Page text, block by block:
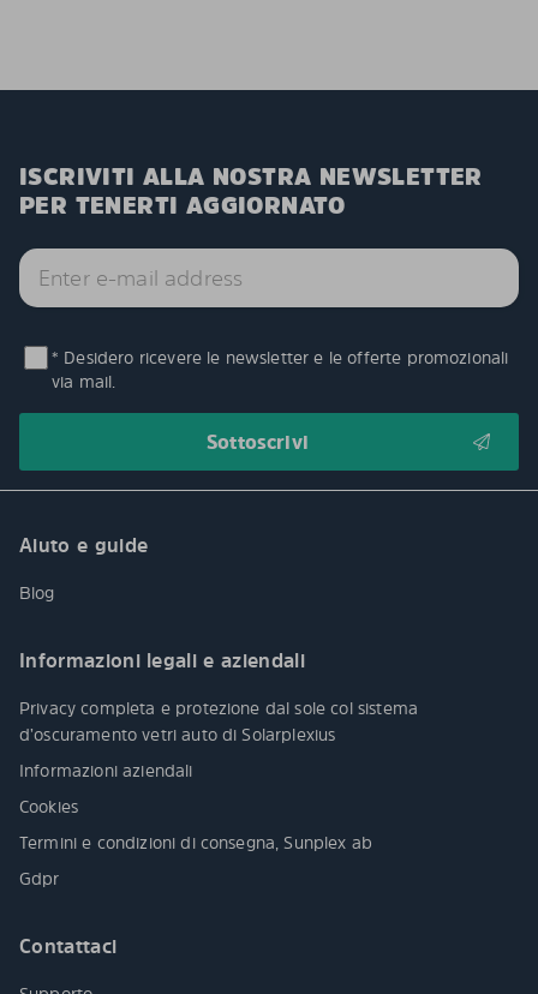
ISCRIVITI ALLA NOSTRA NEWSLETTER
PER TENERTI AGGIORNATO
* Desidero ricevere le newsletter e le offerte promozionali
via mail.
Aiuto e guide
Blog
Informazioni legali e aziendali
Privacy completa e protezione dal sole col sistema
d’oscuramento vetri auto di Solarplexius
Informazioni aziendali
Cookies
Termini e condizioni di consegna, Sunplex ab
Gdpr
Contattaci